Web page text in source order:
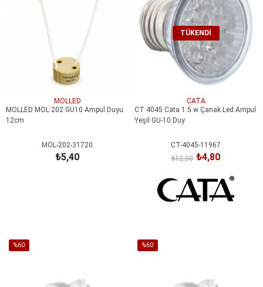
MOLLED
MOLLED MOL 202 GU10 Ampul Duyu
12cm
MOL-202-31720
₺5,40
%60İndirim
TÜKENDI
CATA
CT 4045 Cata 1.5 w Çanak Led Ampul
Yeşil GU-10 Duy
CT-4045-11967
₺4,80
₺12,00
%60
%60